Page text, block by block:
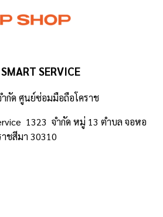
SERVICE
ำกัด ศูนย์ซ่อมมือถือโคราช
1323 จำกัด หมู่ 13 ตำบล จอหอ
าชสีมา 30310